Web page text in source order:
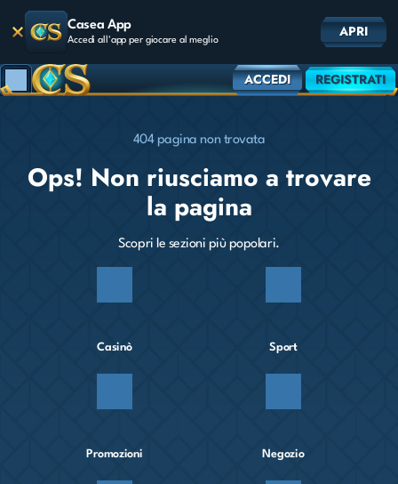
Casea App
Accedi all'app per giocare al meglio
APRI
ACCEDI REGISTRATI
404 pagina non trovata
Ops! Non riusciamo a trovare
la pagina
Scopri le sezioni più popolari.
Casinò Sport
Promozioni Negozio